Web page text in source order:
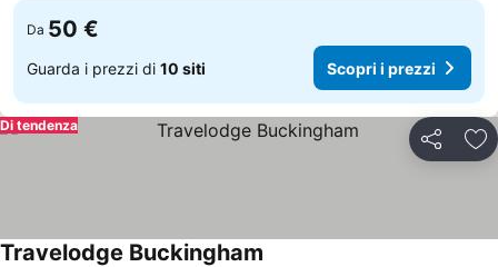
Da 50 €
Guarda i prezzi di 10 siti Scopri i prezzi
Condividi
Di tendenza
Travelodge Buckingham